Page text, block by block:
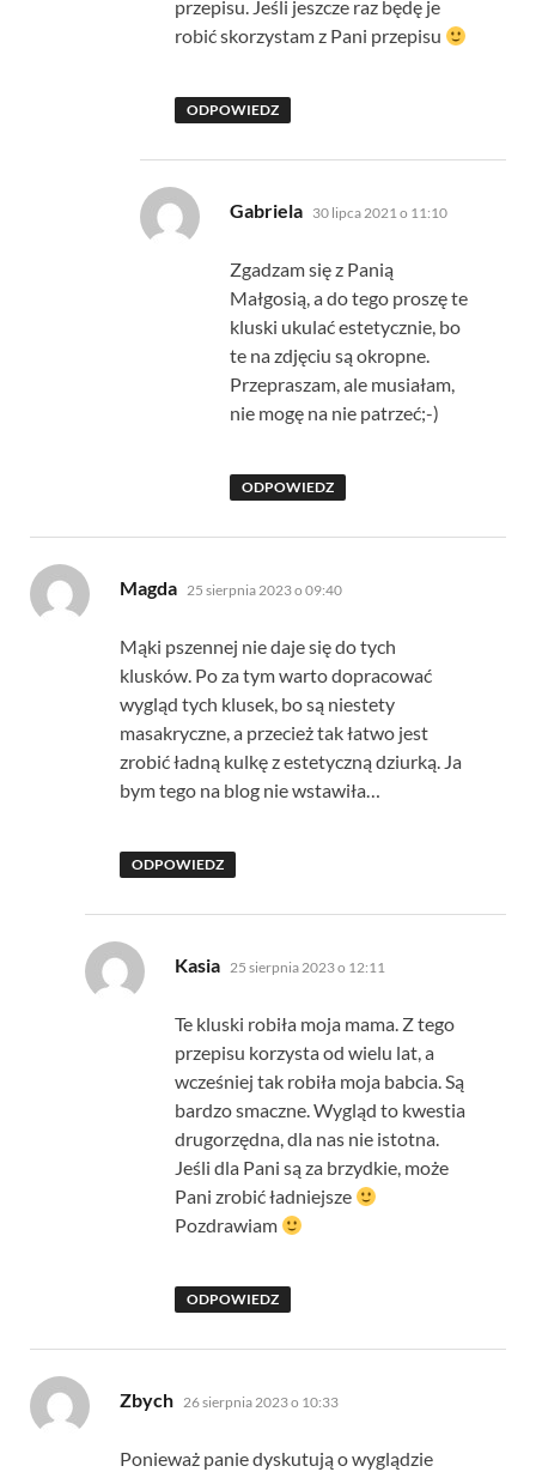
przepisu. Jeśli jeszcze raz będę je
robić skorzystam z Pani przepisu
ODPOWIEDZ
Gabriela pisze:
30 lipca 2021 o 11:10
Zgadzam się z Panią
Małgosią, a do tego proszę te
kluski ukulać estetycznie, bo
te na zdjęciu są okropne.
Przepraszam, ale musiałam,
nie mogę na nie patrzeć;-)
ODPOWIEDZ
Magda pisze:
25 sierpnia 2023 o 09:40
Mąki pszennej nie daje się do tych
klusków. Po za tym warto dopracować
wygląd tych klusek, bo są niestety
masakryczne, a przecież tak łatwo jest
zrobić ładną kulkę z estetyczną dziurką. Ja
bym tego na blog nie wstawiła…
ODPOWIEDZ
Kasia pisze:
25 sierpnia 2023 o 12:11
Te kluski robiła moja mama. Z tego
przepisu korzysta od wielu lat, a
wcześniej tak robiła moja babcia. Są
bardzo smaczne. Wygląd to kwestia
drugorzędna, dla nas nie istotna.
Jeśli dla Pani są za brzydkie, może
Pani zrobić ładniejsze
Pozdrawiam
ODPOWIEDZ
Zbych pisze:
26 sierpnia 2023 o 10:33
Ponieważ panie dyskutują o wyglądzie